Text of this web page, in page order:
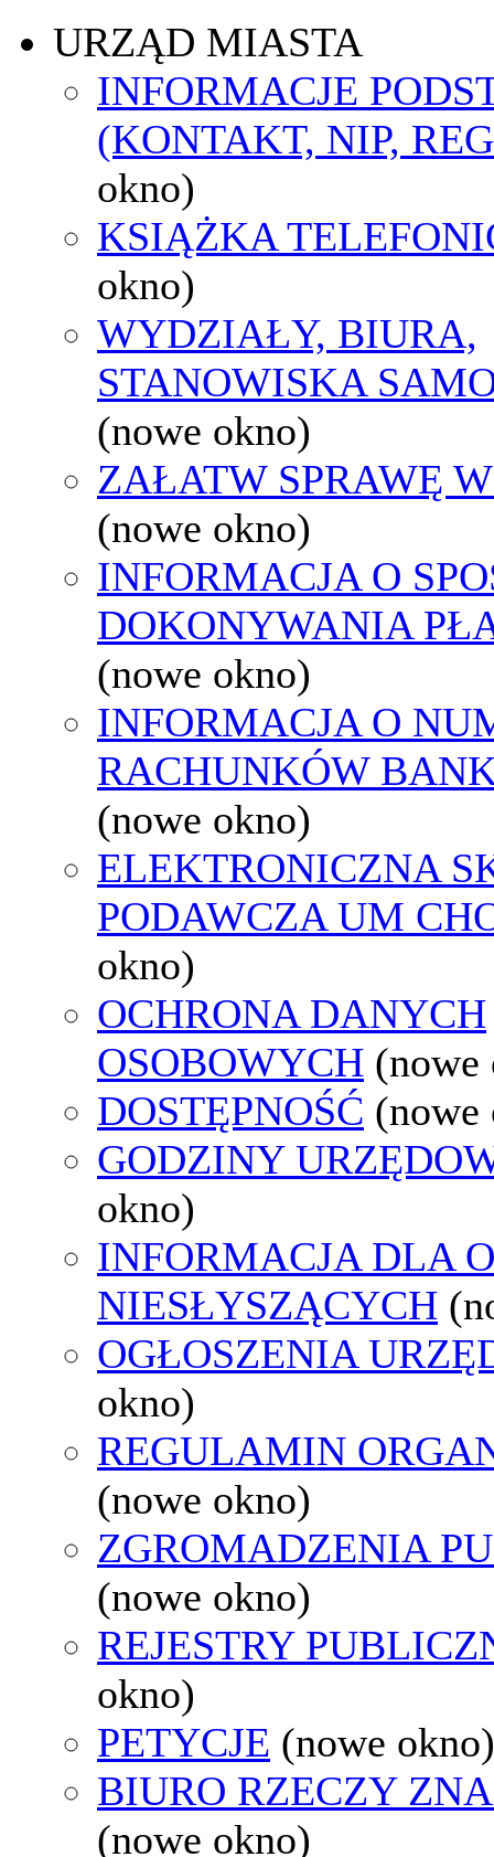
URZĄD MIASTA
INFORMACJE
(KONTAKT, NIP,
okno)
KSIĄŻKA
okno)
WYDZIAŁY, BIURA,
STANOWISKA
(nowe okno)
ZAŁATW SPRAWĘ
(nowe okno)
INFORMACJA O
DOKONYWANIA
(nowe okno)
INFORMACJA O
RACHUNKÓW
(nowe okno)
ELEKTRONICZNA
PODAWCZA UM
okno)
OCHRONA DANYCH
OSOBOWYCH (nowe
DOSTĘPNOŚĆ (nowe
GODZINY
okno)
INFORMACJA DLA
NIESŁYSZĄCYCH
OGŁOSZENIA
okno)
REGULAMIN
(nowe okno)
ZGROMADZENIA
(nowe okno)
REJESTRY
okno)
PETYCJE (nowe okno)
BIURO RZECZY
(nowe okno)